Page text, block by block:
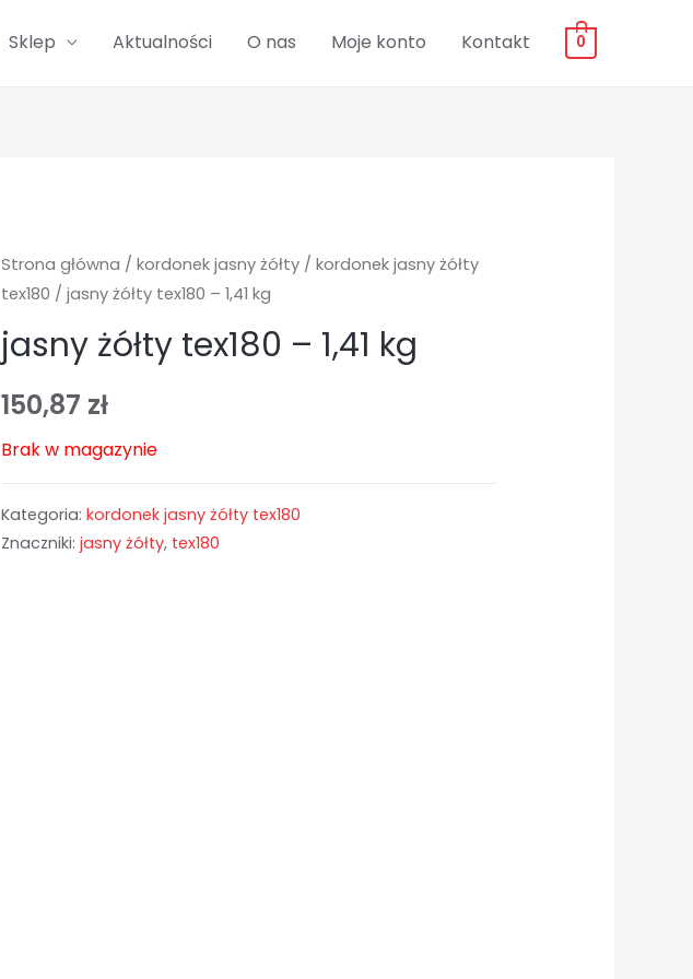
Sklep Aktualności O nas Moje konto Kontakt 0
Strona główna /kordonek jasny żółty /kordonek jasny żółty
tex180 / jasny żółty tex180 – 1,41 kg
jasny żółty tex180 – 1,41 kg
150,87 zł
Brak w magazynie
Kategoria:kordonek jasny żółty tex180
Znaczniki:jasny żółty, tex180